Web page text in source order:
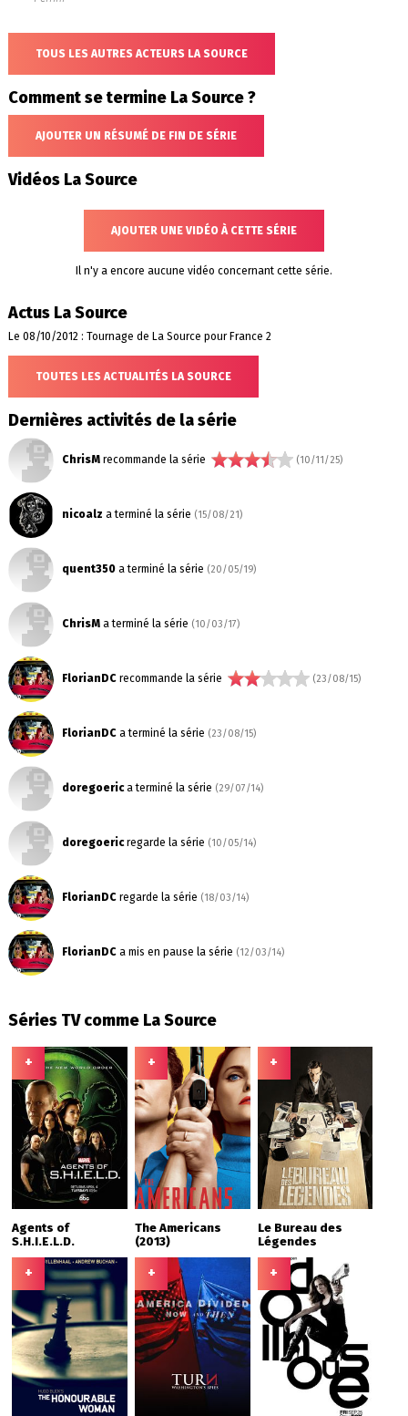
TOUS LES AUTRES ACTEURS LA SOURCE
Comment se termine La Source ?
AJOUTER UN RÉSUMÉ DE FIN DE SÉRIE
Vidéos La Source
AJOUTER UNE VIDÉO À CETTE SÉRIE
Il n'y a encore aucune vidéo concernant cette série.
Actus La Source
Le 08/10/2012 : Tournage de La Source pour France 2
TOUTES LES ACTUALITÉS LA SOURCE
Dernières activités de la série
ChrisMrecommande la série (10/11/25)
nicoalz a terminé la série (15/08/21)
quent350a terminé la série (20/05/19)
ChrisMa terminé la série (10/03/17)
FlorianDCrecommande la série (23/08/15)
FlorianDCa terminé la série (23/08/15)
doregoerica terminé la série (29/07/14)
doregoericregarde la série (10/05/14)
FlorianDCregarde la série (18/03/14)
FlorianDCa mis en pause la série (12/03/14)
Séries TV comme La Source
+
Agents of
S.H.I.E.L.D.
+
The Americans
(2013)
+
Le Bureau des
Légendes
+ + +